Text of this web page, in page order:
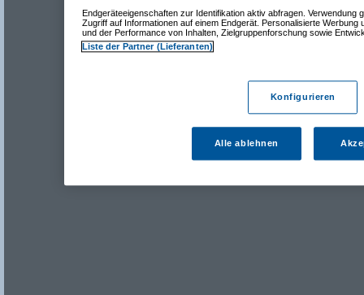
Endgeräteeigenschaften zur Identifikation aktiv abfragen. Verwendung
Zugriff auf Informationen auf einem Endgerät. Personalisierte Werbung
und der Performance von Inhalten, Zielgruppenforschung sowie
Liste der Partner (Lieferanten)
Konfigurieren
Alle ablehnen